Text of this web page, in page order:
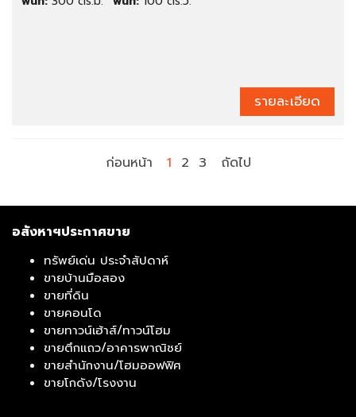
รายละเอียด
ก่อนหน้า 1 2 3 ถัดไป
อสังหาฯประกาศขาย
ทรัพย์เด่น ประจำสัปดาห์
ขายบ้านมือสอง
ขายที่ดิน
ขายคอนโด
ขายทาวน์เฮ้าส์/ทาวน์โฮม
ขายตึกแถว/อาคารพาณิชย์
ขายสำนักงาน/โฮมออฟฟิศ
ขายโกดัง/โรงงาน